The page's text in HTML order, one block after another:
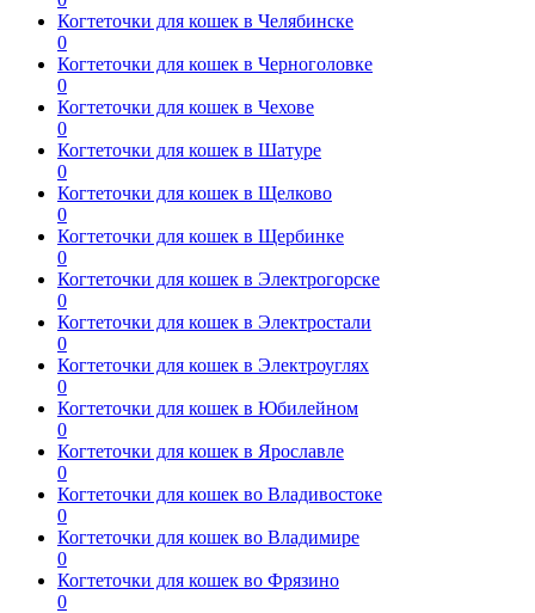
Когтеточки для кошек в Челябинске
0
Когтеточки для кошек в Черноголовке
0
Когтеточки для кошек в Чехове
0
Когтеточки для кошек в Шатуре
0
Когтеточки для кошек в Щелково
0
Когтеточки для кошек в Щербинке
0
Когтеточки для кошек в Электрогорске
0
Когтеточки для кошек в Электростали
0
Когтеточки для кошек в Электроуглях
0
Когтеточки для кошек в Юбилейном
0
Когтеточки для кошек в Ярославле
0
Когтеточки для кошек во Владивостоке
0
Когтеточки для кошек во Владимире
0
Когтеточки для кошек во Фрязино
0